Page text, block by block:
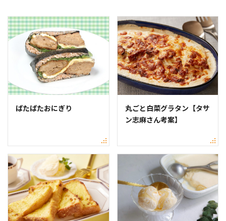
ぱたぱたおにぎり
丸ごと白菜グラタン【タサ
ン志麻さん考案】